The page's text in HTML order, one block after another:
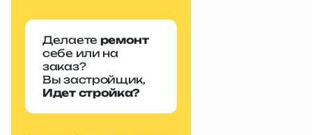
Делаете ремонт
себе или на
заказ?
Вы застройщик,
Идет стройка?